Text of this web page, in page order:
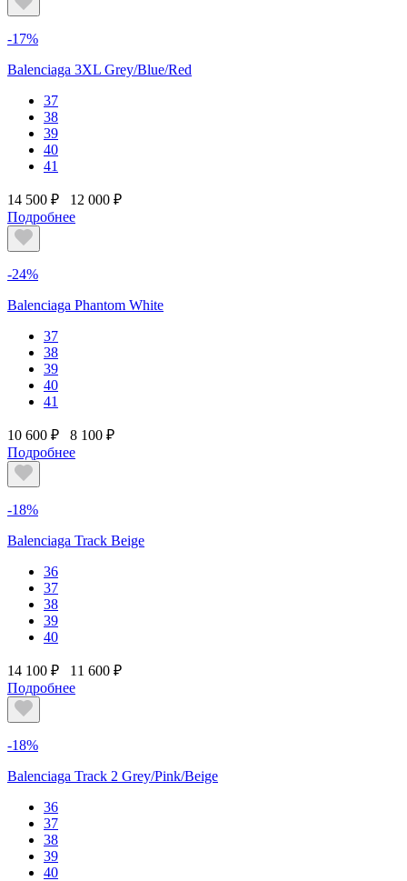
-17%
Balenciaga 3XL Grey/Blue/Red
37
38
39
40
41
14 500 ₽
12 000 ₽
Подробнее
-24%
Balenciaga Phantom White
37
38
39
40
41
10 600 ₽
8 100 ₽
Подробнее
-18%
Balenciaga Track Beige
36
37
38
39
40
14 100 ₽
11 600 ₽
Подробнее
-18%
Balenciaga Track 2 Grey/Pink/Beige
36
37
38
39
40